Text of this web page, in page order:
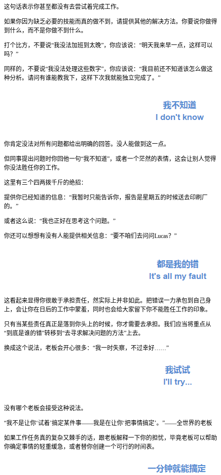
这句话表示你甚至都没有去尝试着完成工作。
如果你因为缺乏必要的技能而真的做不到，请提供其他的解决方法。你要说你做得
到什么，而不是你做不到什么。
打个比方，不要说“我没法加班到太晚”，你应该说：“明天我来早一点，这样可以
吗？”
同样的，不要说“我没法处理这些数字”，你应该说：“我目前还不知道该怎么做这
种分析。请问有谁能教我下，这样下次我就能独立完成了。”
你肯定没法对所有问题都给出明确的回答。没人能做到这一点。
但同事提出问题时你回他一句“我不知道”，或者一个茫然的表情，这会让别人觉得
你没法胜任你的工作。
这里有三个四两拨千斤的绝招：
提供你已经知道的信息：“我暂时只能告诉你，报告是星期五的时候送去印刷厂
的。”
或者这么说：“我也正好在思考这个问题。”
你还可以想想有没有人能提供相关信息：“要不咱们去问问Lucas？”
这看起来显得你很敢于承担责任，然实际上并非如此。把错误一力承包到自己身
上，会让你在日后的工作中蒙羞，同时也会给大家留下你不能胜任工作的印象。
只有当某些责任真正是落到你头上的时候，你才需要去承担。我们应当将重点从
“到底是谁的错”转移到“去寻求解决问题的方法”上去。
换成这个说法，老板会开心很多：“我一时失察，不过幸好……”
没有哪个老板会接受这种说法。
“我不是让你‘试着’搞定某件事——我是在让你‘把事情搞定’。”——全世界的老板
如果工作任务真的复杂又棘手的话，跟老板解释一下你的担忧，毕竟老板可以帮助
你确定事情的轻重缓急，或者替你创建一个可行的时间表。